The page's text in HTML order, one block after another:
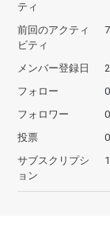
ティ
前回のアクティ
ビティ
メンバー登録日
フォロー
フォロワー
投票
0
サブスクリプシ
ョン
1